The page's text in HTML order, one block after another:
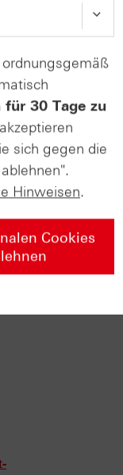
30 Tage zu
sich gegen die
Hinweisen.
Cookies